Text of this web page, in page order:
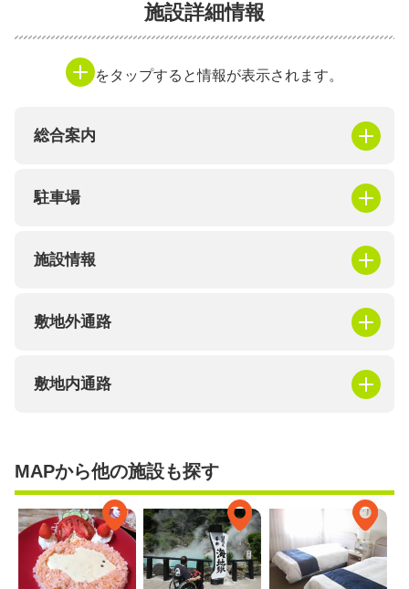
施設詳細情報
をタップすると情報が表示されます。
総合案内
駐車場
施設情報
敷地外通路
敷地内通路
MAPから他の施設も探す